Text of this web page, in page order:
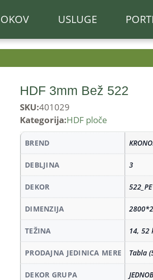
OKOV USLUGE
HDF 3mm Bež 522
SKU:401029
Kategorija:HDF ploče
BREND
DEBLJINA 3
DEKOR 522_PE
DIMENZIJA
TEŽINA 14, 52
PRODAJNA JEDINICA MERE Tabla
DEKOR GRUPA